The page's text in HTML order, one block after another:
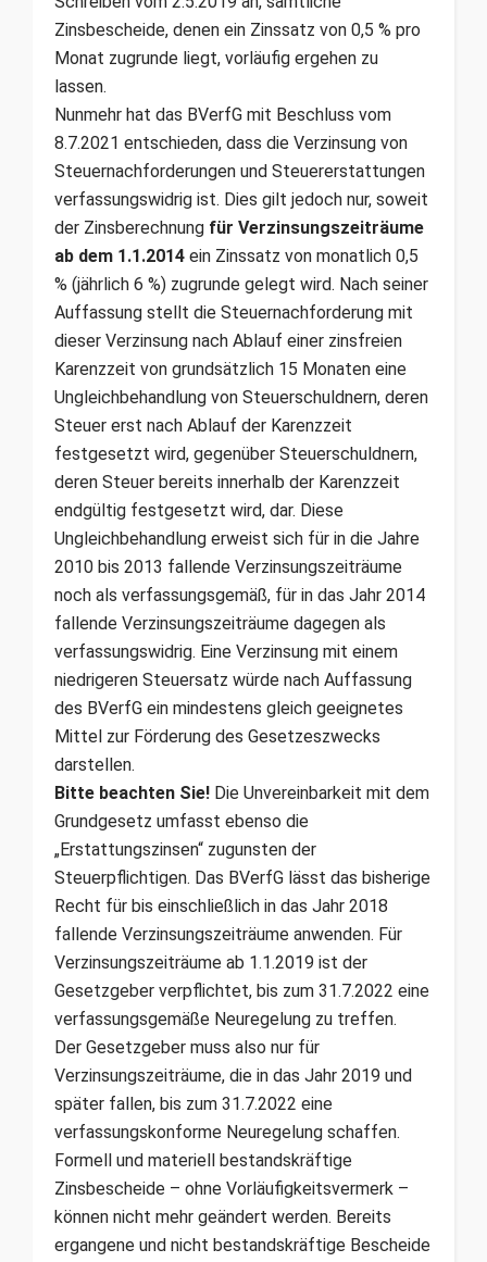
Zinsbescheide, denen ein Zinssatz von 0,5 % pro
Monat zugrunde liegt, vorläufig ergehen zu
lassen.
Nunmehr hat das BVerfG mit Beschluss vom
8.7.2021 entschieden, dass die Verzinsung von
Steuernachforderungen und Steuererstattungen
verfassungswidrig ist. Dies gilt jedoch nur, soweit
der Zinsberechnung für Verzinsungszeiträume
ab dem 1.1.2014 ein Zinssatz von monatlich 0,5
% (jährlich 6 %) zugrunde gelegt wird. Nach seiner
Auffassung stellt die Steuernachforderung mit
dieser Verzinsung nach Ablauf einer zinsfreien
Karenzzeit von grundsätzlich 15 Monaten eine
Ungleichbehandlung von Steuerschuldnern, deren
Steuer erst nach Ablauf der Karenzzeit
festgesetzt wird, gegenüber Steuerschuldnern,
deren Steuer bereits innerhalb der Karenzzeit
endgültig festgesetzt wird, dar. Diese
Ungleichbehandlung erweist sich für in die Jahre
2010 bis 2013 fallende Verzinsungszeiträume
noch als verfassungsgemäß, für in das Jahr 2014
fallende Verzinsungszeiträume dagegen als
verfassungswidrig. Eine Verzinsung mit einem
niedrigeren Steuersatz würde nach Auffassung
des BVerfG ein mindestens gleich geeignetes
Mittel zur Förderung des Gesetzeszwecks
darstellen.
Bitte beachten Sie! Die Unvereinbarkeit mit dem
Grundgesetz umfasst ebenso die
„Erstattungszinsen“ zugunsten der
Steuerpflichtigen. Das BVerfG lässt das bisherige
Recht für bis einschließlich in das Jahr 2018
fallende Verzinsungszeiträume anwenden. Für
Verzinsungszeiträume ab 1.1.2019 ist der
Gesetzgeber verpflichtet, bis zum 31.7.2022 eine
verfassungsgemäße Neuregelung zu treffen.
Der Gesetzgeber muss also nur für
Verzinsungszeiträume, die in das Jahr 2019 und
später fallen, bis zum 31.7.2022 eine
verfassungskonforme Neuregelung schaffen.
Formell und materiell bestandskräftige
Zinsbescheide – ohne Vorläufigkeitsvermerk –
können nicht mehr geändert werden. Bereits
ergangene und nicht bestandskräftige Bescheide